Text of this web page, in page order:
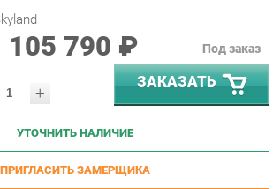
105 790 ₽
ЗАКАЗАТЬ
УТОЧНИТЬ НАЛИЧИЕ
ПРИГЛАСИТЬ ЗАМЕРЩИКА
ГАРАНТИЯ ЛУЧШЕЙ ЦЕНЫ